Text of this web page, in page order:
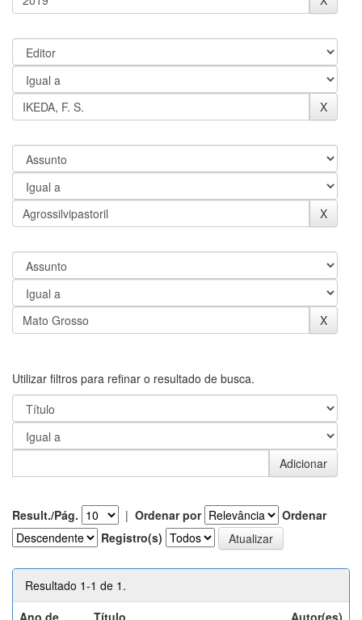
Utilizar filtros para refinar o resultado de busca.
Result./Pág. | Ordenar por
Ordenar
Registro(s)
Resultado 1-1 de 1.
Ano de
Título Autor(es)